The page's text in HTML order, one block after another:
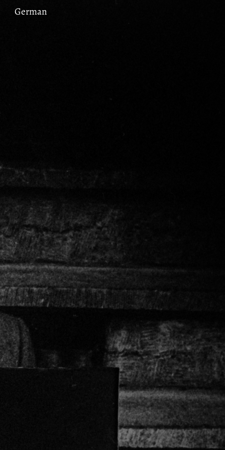
German